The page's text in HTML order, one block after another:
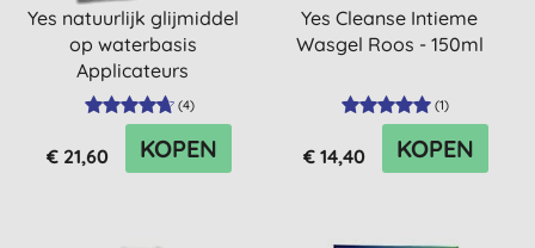
Yes natuurlijk glijmiddel
op waterbasis
Applicateurs
(4)
€ 21,60 KOPEN
Yes Cleanse Intieme
Wasgel Roos - 150ml
(1)
€ 14,40 KOPEN